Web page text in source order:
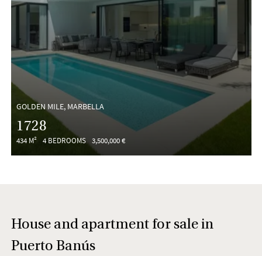
GOLDEN MILE, MARBELLA
1728
434 M² 4 BEDROOMS 3,500,000 €
House and apartment for sale in
Puerto Banús